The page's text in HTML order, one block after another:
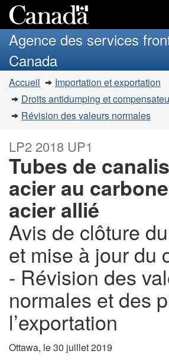
au
à
la
HTML
Recherche
et
menus
Agence des services
Canada
Vous
êtes
ici
Accueil
Importation et exportation
Droits antidumping et
Révision des valeurs normales
LP2 2018 UP1
Tubes de
acier au
acier allié
Avis de clôture
et mise à jour du
- Révision des
normales et des
l’exportation
Ottawa, le 30 juillet 2019